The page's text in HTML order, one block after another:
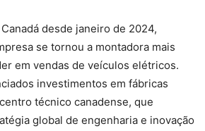
desde janeiro de 2024,
se tornou a montadora mais
em vendas de veículos elétricos.
investimentos em fábricas
técnico canadense, que
global de engenharia e inovação